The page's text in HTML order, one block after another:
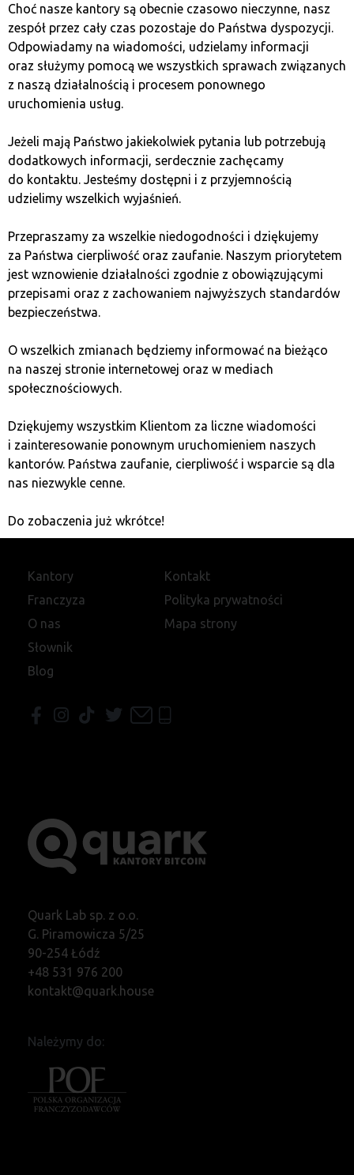
Zapisz się do newslettera!
Wyślemy do Ciebie miesięcznepodsumowania
wydarzeń ze świata kryptowalut,bieżące aktualności
orazinformacje o prowadzonych przez nas
Wyrażam zgodę na przetwarzanie moich danych przez Quark
Lab Sp. z o.o. oraz spółki powiązane w celach marketingowych.
ZAPISZ SIĘ
Kantory
Franczyza
O nas
Słownik
Blog
Kontakt
Polityka prywatności
Mapa strony
Quark Lab sp. z o.o.
G. Piramowicza 5/25
90-254 Łódź
+48 531 976 200
kontakt@quark.house
Należymy do:
Choć nasze kantory są obecnie czasowo nieczynne, nasz
zespół przez cały czas pozostaje do Państwa dyspozycji.
Odpowiadamy na wiadomości, udzielamy informacji
oraz służymy pomocą we wszystkich sprawach związanych
z naszą działalnością i procesem ponownego
uruchomienia usług.
Jeżeli mają Państwo jakiekolwiek pytania lub potrzebują
dodatkowych informacji, serdecznie zachęcamy
do kontaktu. Jesteśmy dostępni i z przyjemnością
udzielimy wszelkich wyjaśnień.
Przepraszamy za wszelkie niedogodności i dziękujemy
za Państwa cierpliwość oraz zaufanie. Naszym priorytetem
jest wznowienie działalności zgodnie z obowiązującymi
przepisami oraz z zachowaniem najwyższych standardów
bezpieczeństwa.
O wszelkich zmianach będziemy informować na bieżąco
na naszej stronie internetowej oraz w mediach
społecznościowych.
Dziękujemy wszystkim Klientom za liczne wiadomości
i zainteresowanie ponownym uruchomieniem naszych
kantorów. Państwa zaufanie, cierpliwość i wsparcie są dla
nas niezwykle cenne.
Do zobaczenia już wkrótce!